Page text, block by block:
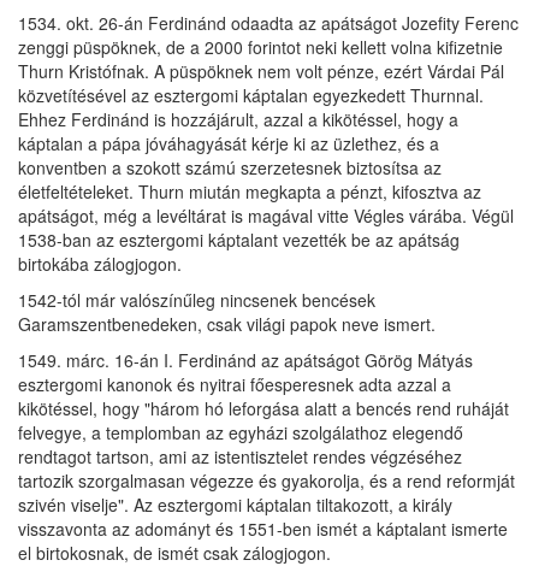
1534. okt. 26-án Ferdinánd odaadta az apátságot Jozefity Ferenc
zenggi püspöknek, de a 2000 forintot neki kellett volna kifizetnie
Thurn Kristófnak. A püspöknek nem volt pénze, ezért Várdai Pál
közvetítésével az esztergomi káptalan egyezkedett Thurnnal.
Ehhez Ferdinánd is hozzájárult, azzal a kikötéssel, hogy a
káptalan a pápa jóváhagyását kérje ki az üzlethez, és a
konventben a szokott számú szerzetesnek biztosítsa az
életfeltételeket. Thurn miután megkapta a pénzt, kifosztva az
apátságot, még a levéltárat is magával vitte Végles várába. Végül
1538-ban az esztergomi káptalant vezették be az apátság
birtokába zálogjogon.
1542-tól már valószínűleg nincsenek bencések
Garamszentbenedeken, csak világi papok neve ismert.
1549. márc. 16-án I. Ferdinánd az apátságot Görög Mátyás
esztergomi kanonok és nyitrai főesperesnek adta azzal a
kikötéssel, hogy "három hó leforgása alatt a bencés rend ruháját
felvegye, a templomban az egyházi szolgálathoz elegendő
rendtagot tartson, ami az istentisztelet rendes végzéséhez
tartozik szorgalmasan végezze és gyakorolja, és a rend reformját
szivén viselje". Az esztergomi káptalan tiltakozott, a király
visszavonta az adományt és 1551-ben ismét a káptalant ismerte
el birtokosnak, de ismét csak zálogjogon.